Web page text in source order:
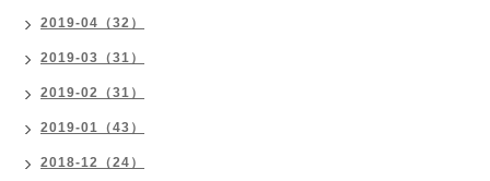
2019-04（32）
2019-03（31）
2019-02（31）
2019-01（43）
2018-12（24）